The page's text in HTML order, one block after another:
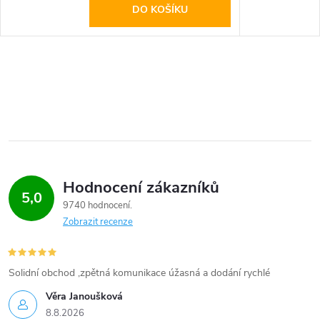
DO KOŠÍKU
5,0 Hodnocení zákazníků
9740 hodnocení
Zobrazit recenze
Věra Janoušková
8.8.2026
Solidní obchod ,zpětná komunikace úžasná a dodání rychlé